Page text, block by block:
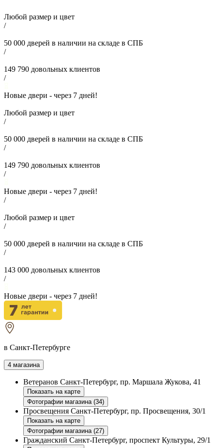
Любой размер и цвет
/
50 000 дверей в наличии на складе в СПБ
/
149 790 довольных клиентов
/
Новые двери - через 7 дней!
Любой размер и цвет
/
50 000 дверей в наличии на складе в СПБ
/
149 790 довольных клиентов
/
Новые двери - через 7 дней!
/
Любой размер и цвет
/
50 000 дверей в наличии на складе в СПБ
/
143 000 довольных клиентов
/
Новые двери - через 7 дней!
в Санкт-Петербурге
4 магазина
Ветеранов Санкт-Петербург, пр. Маршала Жукова, 41
Показать на карте
Фотографии магазина (34)
Просвещения Санкт-Петербург, пр. Просвещения, 30/1
Показать на карте
Фотографии магазина (27)
Гражданский Санкт-Петербург, проспект Культуры, 29/1